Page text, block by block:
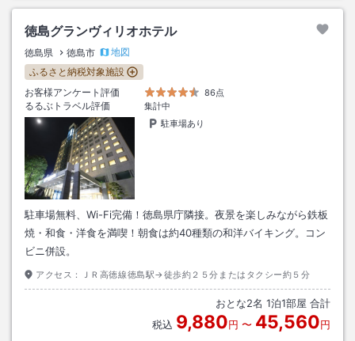
徳島グランヴィリオホテル
徳島県 徳島市
地図
ふるさと納税対象施設
お客様アンケート評価
86点
るるぶトラベル評価
集計中
駐車場あり
駐車場無料、Wi-Fi完備！徳島県庁隣接。夜景を楽しみながら鉄板
焼・和食・洋食を満喫！朝食は約40種類の和洋バイキング。コン
ビニ併設。
アクセス： ＪＲ高徳線徳島駅→徒歩約２５分またはタクシー約５分
おとな2名 1泊1部屋 合計
税込 9,880円 〜 45,560円